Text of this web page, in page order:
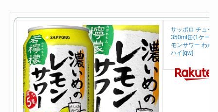
サッポロ チュー
350ml缶(1ケース
モンサワー わか
ハイ[qw]